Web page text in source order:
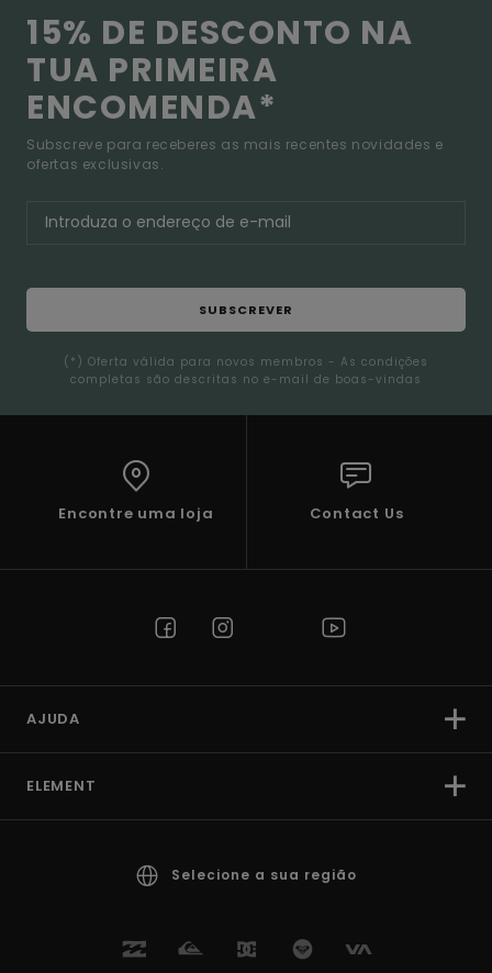
15% DE DESCONTO NA
TUA PRIMEIRA
ENCOMENDA*
Subscreve para receberes as mais recentes novidades e
ofertas exclusivas.
SUBSCREVER
(*) Oferta válida para novos membros - As condições
completas são descritas no e-mail de boas-vindas
Encontre uma loja Contact Us
AJUDA
ELEMENT
Selecione a sua região